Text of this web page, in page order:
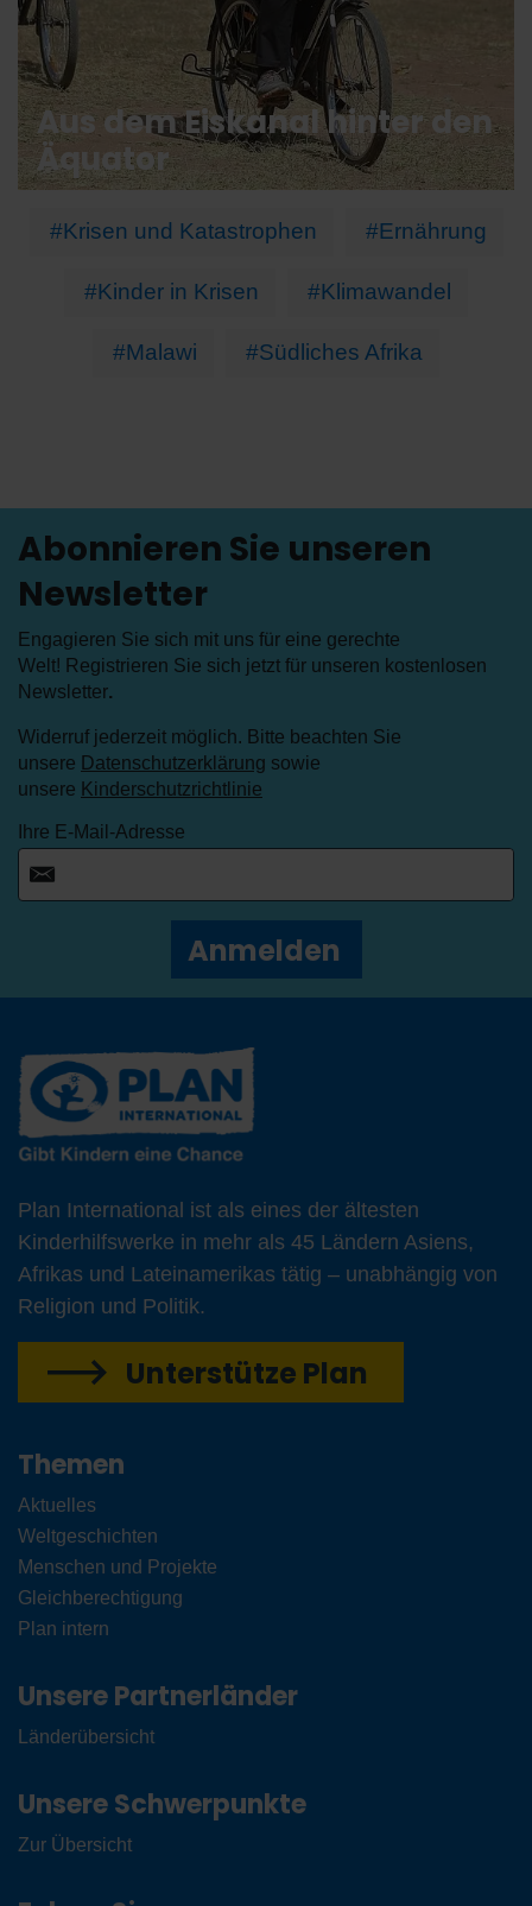
Aus dem Eiskanal hinter den
Äquator
#Krisen und Katastrophen #Ernährung
#Kinder in Krisen #Klimawandel
#Malawi #Südliches Afrika
Abonnieren Sie unseren
Newsletter
Engagieren Sie sich mit uns für eine gerechte
Welt! Registrieren Sie sich jetzt für unseren kostenlosen
Newsletter.
Widerruf jederzeit möglich. Bitte beachten Sie
unsere Datenschutzerklärung sowie
unsere Kinderschutzrichtlinie
Ihre E-Mail-Adresse
Anmelden
Plan International ist als eines der ältesten
Kinderhilfswerke in mehr als 45 Ländern Asiens,
Afrikas und Lateinamerikas tätig – unabhängig von
Religion und Politik.
Unterstütze Plan
Themen
Aktuelles
Weltgeschichten
Menschen und Projekte
Gleichberechtigung
Plan intern
Unsere Partnerländer
Länderübersicht
Unsere Schwerpunkte
Zur Übersicht